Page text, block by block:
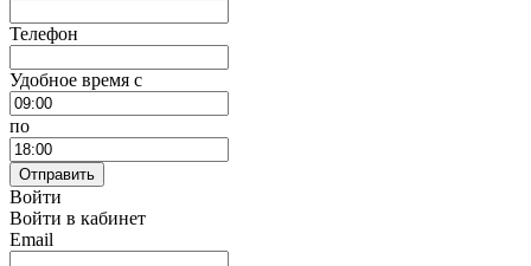
Телефон
Удобное время c
по
Отправить
Войти
Войти в кабинет
Email